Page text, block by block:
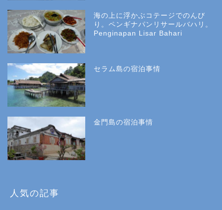
海の上に浮かぶコテージでのんび
り。ペンギナパンリサールバハリ。
Penginapan Lisar Bahari
セラム島の宿泊事情
金門島の宿泊事情
人気の記事